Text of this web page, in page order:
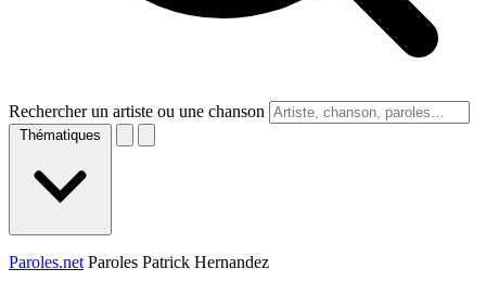
Rechercher un artiste ou une chanson
Thématiques
Paroles.net Paroles Patrick Hernandez